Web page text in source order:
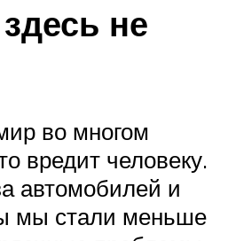
не
во многом
вредит человеку.
автомобилей и
мы стали меньше